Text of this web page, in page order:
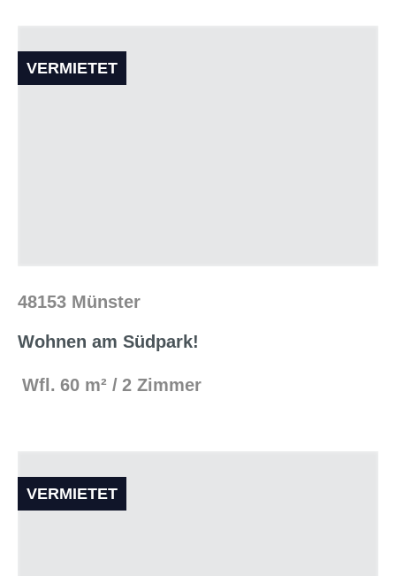
VERMIETET
48153 Münster
Wohnen am Südpark!
Wfl. 60 m² 2 Zimmer
VERMIETET